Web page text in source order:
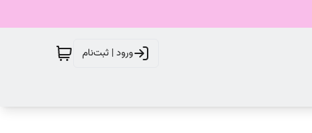
ورود | ثبت‌نام